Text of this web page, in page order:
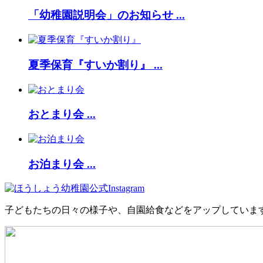
「幼稚園説明会」のお知らせ ...
夏季保育『すいか割り』 ...
おとまり会 ...
お泊まり会 ...
子どもたちの日々の様子や、自園給食などをアップしていま